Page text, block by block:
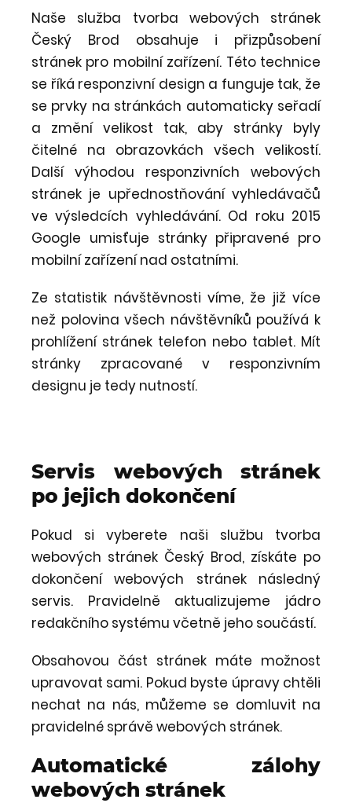
Naše služba tvorba webových stránek
Český Brod obsahuje i přizpůsobení
stránek pro mobilní zařízení. Této technice
se říká responzivní design a funguje tak, že
se prvky na stránkách automaticky seřadí
a změní velikost tak, aby stránky byly
čitelné na obrazovkách všech velikostí.
Další výhodou responzivních webových
stránek je upřednostňování vyhledávačů
ve výsledcích vyhledávání. Od roku 2015
Google umisťuje stránky připravené pro
mobilní zařízení nad ostatními.
Ze statistik návštěvnosti víme, že již více
než polovina všech návštěvníků používá k
prohlížení stránek telefon nebo tablet. Mít
stránky zpracované v responzivním
designu je tedy nutností.
Servis webových stránek
po jejich dokončení
Pokud si vyberete naši službu tvorba
webových stránek Český Brod, získáte po
dokončení webových stránek následný
servis. Pravidelně aktualizujeme jádro
redakčního systému včetně jeho součástí.
Obsahovou část stránek máte možnost
upravovat sami. Pokud byste úpravy chtěli
nechat na nás, můžeme se domluvit na
pravidelné správě webových stránek.
Automatické zálohy
webových stránek